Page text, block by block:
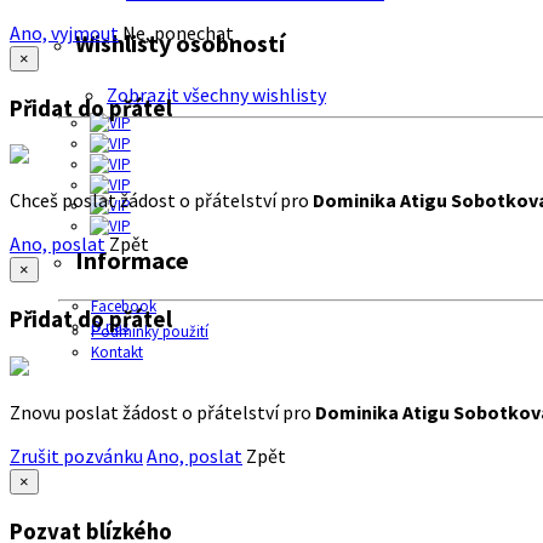
Wishlisty osobností
Zobrazit všechny wishlisty
Informace
Facebook
O nás
Podmínky použití
Kontakt
Ano, vyjmout Ne, ponechat
×
Přidat do přátel
Chceš poslat žádost o přátelství pro Dominika Atigu
Ano, poslat Zpět
×
Přidat do přátel
Znovu poslat žádost o přátelství pro Dominika Atigu
Zrušit pozvánku Ano, poslat Zpět
×
Pozvat blízkého